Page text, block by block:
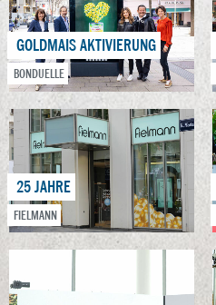
GOLDMAIS AKTIVIERUNG
BONDUELLE
25 JAHRE
FIELMANN